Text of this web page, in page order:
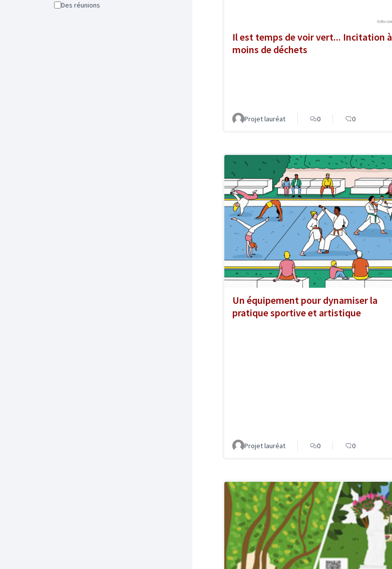
Des réunions
Il est temps de voir vert... Incitation à
moins de déchets
Projet lauréat 0 0
Un équipement pour dynamiser la
pratique sportive et artistique
Projet lauréat 0 0